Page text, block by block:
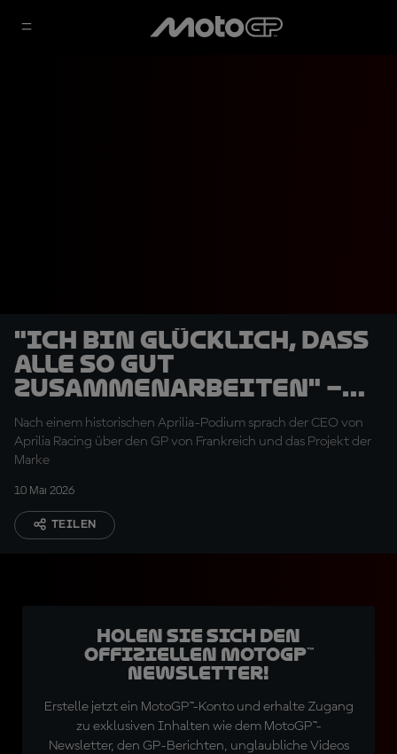
"Ich bin glücklich, dass
alle so gut
zusammenarbeiten" –
Massimo Rivola
Nach einem historischen Aprilia-Podium sprach der CEO von
Aprilia Racing über den GP von Frankreich und das Projekt der
Marke
10 Mai 2026
TEILEN
Holen Sie sich den
offiziellen MotoGP™
Newsletter!
Erstelle jetzt ein MotoGP™-Konto und erhalte Zugang
zu exklusiven Inhalten wie dem MotoGP™-
Newsletter, den GP-Berichten, unglaubliche Videos